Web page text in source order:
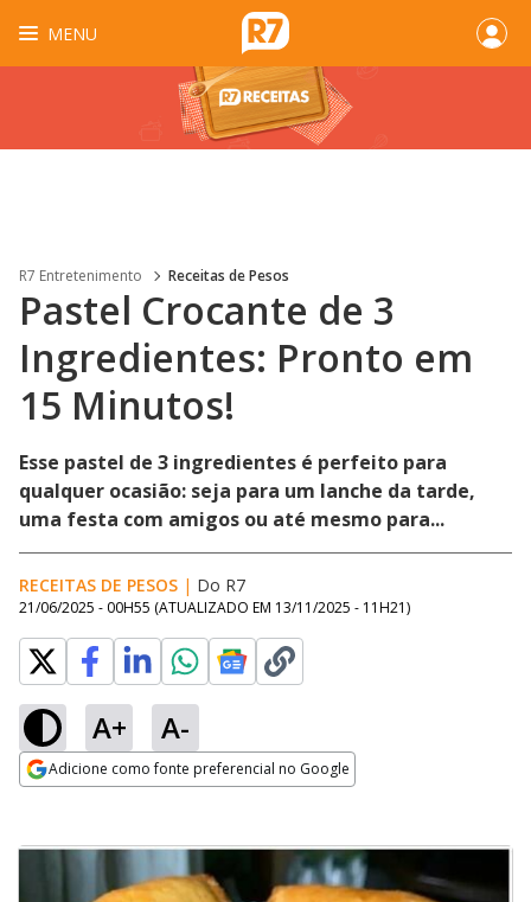
MENU
R7 Entretenimento Receitas de Pesos
Pastel Crocante de 3
Ingredientes: Pronto em
15 Minutos!
Esse pastel de 3 ingredientes é perfeito para
qualquer ocasião: seja para um lanche da tarde,
uma festa com amigos ou até mesmo para...
RECEITAS DE PESOS | Do R7
21/06/2025 - 00H55 (ATUALIZADO EM 13/11/2025 - 11H21)
A+ A-
Adicione como fonte preferencial no Google